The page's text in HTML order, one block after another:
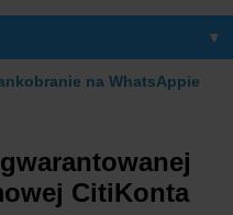
▼
na WhatsAppie
CitiKonta